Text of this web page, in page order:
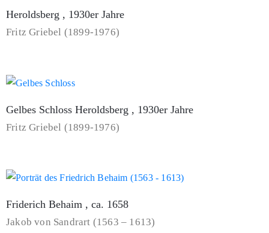
Heroldsberg , 1930er Jahre
Fritz Griebel (1899-1976)
Gelbes Schloss Heroldsberg , 1930er Jahre
Fritz Griebel (1899-1976)
Friderich Behaim , ca. 1658
Jakob von Sandrart (1563 – 1613)